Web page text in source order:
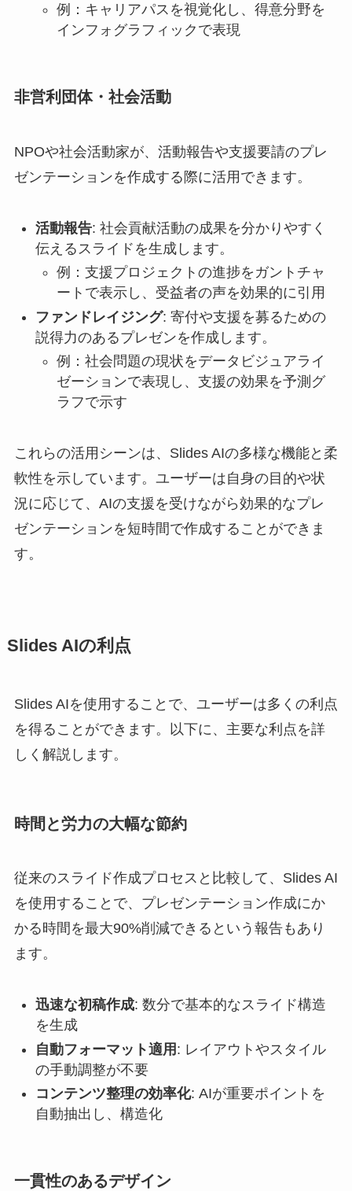
例：キャリアパスを視覚化し、得意分野を
インフォグラフィックで表現
非営利団体・社会活動
NPOや社会活動家が、活動報告や支援要請のプレ
ゼンテーションを作成する際に活用できます。
活動報告: 社会貢献活動の成果を分かりやすく
伝えるスライドを生成します。
例：支援プロジェクトの進捗をガントチャ
ートで表示し、受益者の声を効果的に引用
ファンドレイジング: 寄付や支援を募るための
説得力のあるプレゼンを作成します。
例：社会問題の現状をデータビジュアライ
ゼーションで表現し、支援の効果を予測グ
ラフで示す
これらの活用シーンは、Slides AIの多様な機能と柔
軟性を示しています。ユーザーは自身の目的や状
況に応じて、AIの支援を受けながら効果的なプレ
ゼンテーションを短時間で作成することができま
す。
Slides AIの利点
Slides AIを使用することで、ユーザーは多くの利点
を得ることができます。以下に、主要な利点を詳
しく解説します。
時間と労力の大幅な節約
従来のスライド作成プロセスと比較して、Slides AI
を使用することで、プレゼンテーション作成にか
かる時間を最大90%削減できるという報告もあり
ます。
迅速な初稿作成: 数分で基本的なスライド構造
を生成
自動フォーマット適用 : レイアウトやスタイル
の手動調整が不要
コンテンツ整理の効率化: AIが重要ポイントを
自動抽出し、構造化
一貫性のあるデザイン